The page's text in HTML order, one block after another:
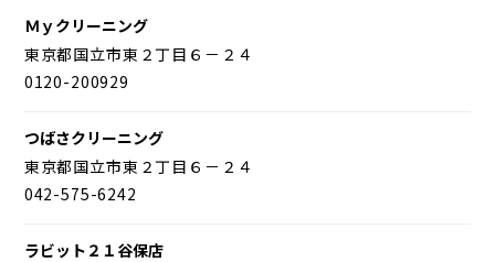
Ｍｙクリーニング
東京都国立市東２丁目６－２４
0120-200929
つばさクリーニング
東京都国立市東２丁目６－２４
042-575-6242
ラビット２１谷保店